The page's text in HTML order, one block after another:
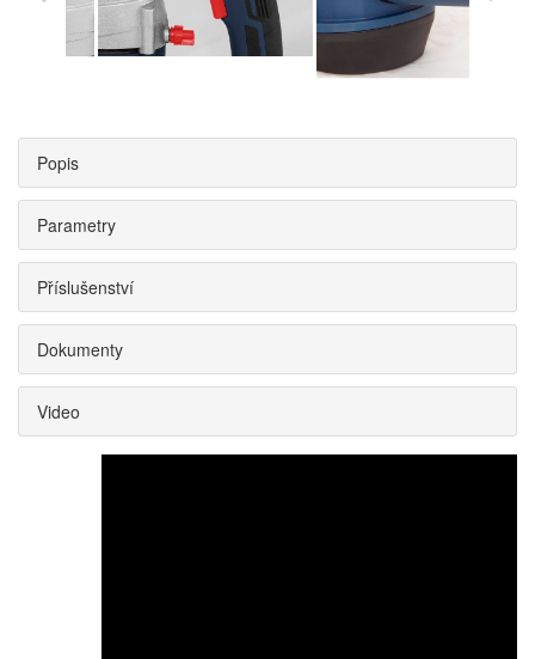
Popis
Parametry
Příslušenství
Dokumenty
Video